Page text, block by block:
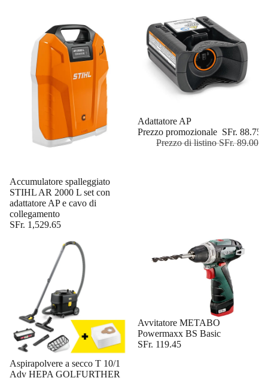
Esaurito
Accumulatore spalleggiato
STIHL AR 2000 L set con
adattatore AP e cavo di
collegamento
SFr. 1,529.65
In offerta
Adattatore AP
Prezzo promozionale SFr. 88.75
Prezzo di listinoSFr. 89.00
Aspirapolvere a secco T 10/1
Adv HEPA GOLFURTHER
Esaurito
Avvitatore METABO
Powermaxx BS Basic
SFr. 119.45